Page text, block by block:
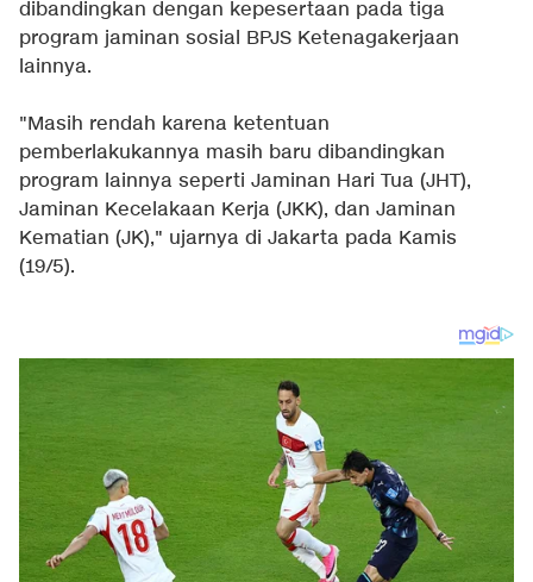
dibandingkan dengan kepesertaan pada tiga
program jaminan sosial BPJS Ketenagakerjaan
lainnya.
"Masih rendah karena ketentuan
pemberlakukannya masih baru dibandingkan
program lainnya seperti Jaminan Hari Tua (JHT),
Jaminan Kecelakaan Kerja (JKK), dan Jaminan
Kematian (JK)," ujarnya di Jakarta pada Kamis
(19/5).